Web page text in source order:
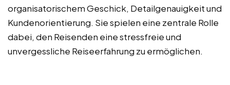
organisatorischem Geschick, Detailgenauigkeit und
Kundenorientierung. Sie spielen eine zentrale Rolle
dabei, den Reisenden eine stressfreie und
unvergessliche Reiseerfahrung zu ermöglichen.